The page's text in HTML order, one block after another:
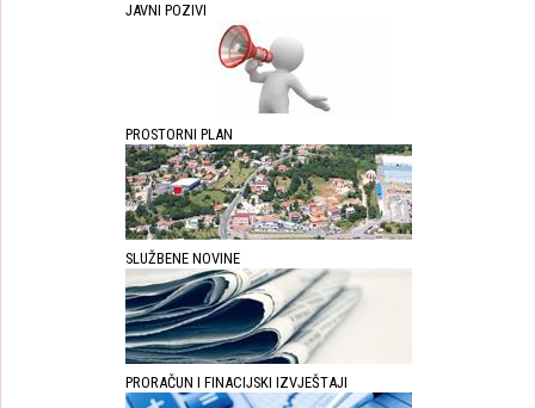
JAVNI POZIVI
PROSTORNI PLAN
SLUŽBENE NOVINE
PRORAČUN I FINACIJSKI IZVJEŠTAJI